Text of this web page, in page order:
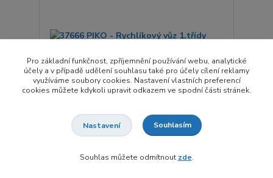
37666 PIKO - Rychlíkový vůz 1.třídy "RAILJET"
8 375,00 Kč
Pro základní funkčnost, zpříjemnění používání webu, analytické
účely a v případě udělení souhlasu také pro účely cílení reklamy
využíváme soubory cookies. Nastavení vlastních preferencí
cookies můžete kdykoli upravit odkazem ve spodní části stránek.
Nastavení Souhlasím
Souhlas můžete odmítnout zde.